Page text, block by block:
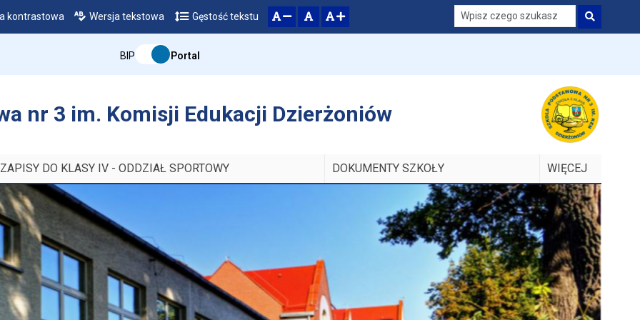
Przejdź do głównego menu
Przejdź do treści
Przejdź do mapy serwisu
kontrastowa Wersja tekstowa Gęstość tekstu
BIP Portal
nr 3 im. Komisji Edukacji Dzierżoniów
ZAPISY DO KLASY IV - ODDZIAŁ SPORTOWY DOKUMENTY SZKOŁY WIĘCEJ